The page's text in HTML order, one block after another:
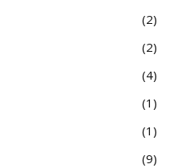
2
2
4
1
1
9